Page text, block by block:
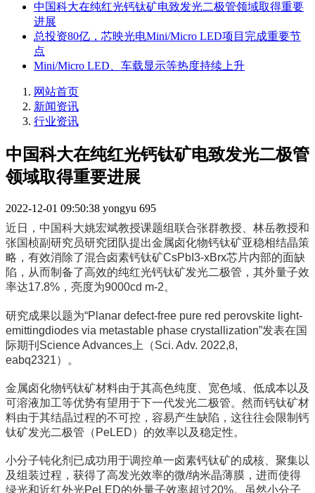
中国科大在纯红光钙钛矿电致发光二极管领域取得重要
进展
总投资80亿，芯映光电Mini/Micro LED项目完成重要节
点
Mini/Micro LED、车载显示等热度持续上升
网站首页
新闻资讯
行业资讯
中国科大在纯红光钙钛矿电致发光二极管
领域取得重要进展
2022-12-01 09:50:38 yongyu 695
近日，中国科大姚宏斌教授课题组联合张群教授、林岳教授和
张国桢副研究员研究团队提出金属卤化物钙钛矿亚稳相结晶策
略，有效消除了混合卤素钙钛矿CsPbI3-xBrx芯片内部的面缺
陷，从而制备了高效的纯红光钙钛矿发光二极管，其外量子效
率达17.8%，亮度为9000cd m-2。
研究成果以题为“Planar defect-free pure red perovskite light-
emittingdiodes via metastable phase crystallization”发表在国
际期刊Science Advances上（Sci. Adv. 2022,8,
eabq2321）。
金属卤化物钙钛矿材料由于其高色纯度、宽色域、低成本以及
可溶液加工等优势有望用于下一代发光二极管。然而钙钛矿材
料由于其结晶过程的不可控，容易产生缺陷，这往往会限制钙
钛矿发光二极管（PeLED）的效率以及稳定性。
小分子钝化剂已成功用于调控单一卤素钙钛矿的成核、聚集以
及组装过程，获得了高发光效率的微/纳米晶薄膜，进而使得
绿光和近红外光PeLED的外量子效率超过20%。虽然小分子